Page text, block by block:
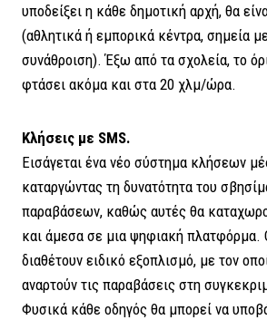
υποδείξει η κάθε δημοτική αρχή, θα
(αθλητικά ή εμπορικά κέντρα, σημεία
συνάθροιση). Έξω από τα σχολεία, το
φτάσει ακόμα και στα 20 χλμ/ώρα.
Κλήσεις με SMS.
Εισάγεται ένα νέο σύστημα κλήσεων
καταργώντας τη δυνατότητα του
παραβάσεων, καθώς αυτές θα
και άμεσα σε μια ψηφιακή πλατφόρμα.
διαθέτουν ειδικό εξοπλισμό, με τον
αναρτούν τις παραβάσεις στη
Φυσικά κάθε οδηγός θα μπορεί να